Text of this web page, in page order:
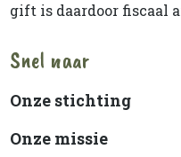
gift is daardoor fiscaal
Snel naar
Onze stichting
Onze missie